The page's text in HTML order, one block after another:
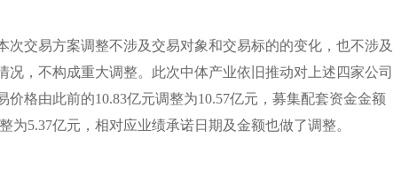
次交易方案调整不涉及交易对象和交易标的的变化，也不涉及
况，不构成重大调整。此次中体产业依旧推动对上述四家公司
价格由此前的10.83亿元调整为10.57亿元，募集配套资金金额
为5.37亿元，相对应业绩承诺日期及金额也做了调整。